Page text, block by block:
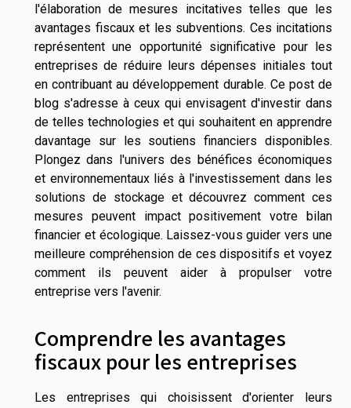
l'élaboration de mesures incitatives telles que les
avantages fiscaux et les subventions. Ces incitations
représentent une opportunité significative pour les
entreprises de réduire leurs dépenses initiales tout
en contribuant au développement durable. Ce post de
blog s'adresse à ceux qui envisagent d'investir dans
de telles technologies et qui souhaitent en apprendre
davantage sur les soutiens financiers disponibles.
Plongez dans l'univers des bénéfices économiques
et environnementaux liés à l'investissement dans les
solutions de stockage et découvrez comment ces
mesures peuvent impact positivement votre bilan
financier et écologique. Laissez-vous guider vers une
meilleure compréhension de ces dispositifs et voyez
comment ils peuvent aider à propulser votre
entreprise vers l'avenir.
Comprendre les avantages
fiscaux pour les entreprises
Les entreprises qui choisissent d'orienter leurs